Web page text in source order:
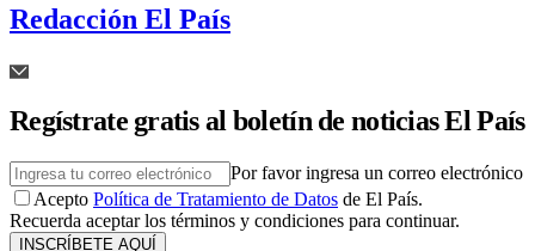
Redacción El País
Regístrate gratis al boletín de noticias El País
Por favor ingresa un correo electrónico
Acepto Política de Tratamiento de Datos de El País.
Recuerda aceptar los términos y condiciones para continuar.
INSCRÍBETE AQUÍ